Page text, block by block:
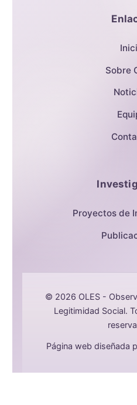
Sobre
Proyectos de
© 2026 OLES -
Legitimidad Social.
Página web diseñada